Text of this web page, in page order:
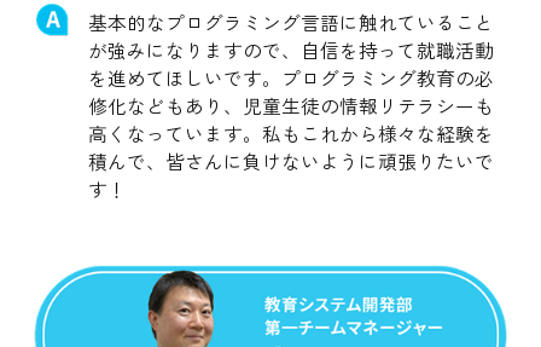
基本的なプログラミング言語に触れていること
が強みになりますので、自信を持って就職活動
を進めてほしいです。プログラミング教育の必
修化などもあり、児童生徒の情報リテラシーも
高くなっています。私もこれから様々な経験を
積んで、皆さんに負けないように頑張りたいで
す！